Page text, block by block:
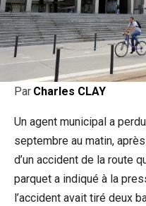
Par Charles CLAY
Un agent municipal a
septembre au matin,
d’un accident de la route
parquet a indiqué à la
l’accident avait tiré deux